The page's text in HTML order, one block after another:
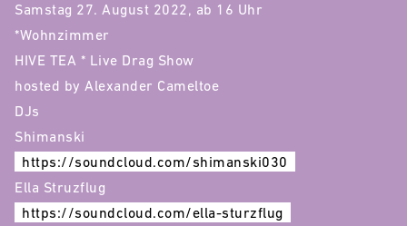
Samstag 27. August 2022, ab 16 Uhr
*Wohnzimmer
HIVE TEA * Live Drag Show
hosted by Alexander Cameltoe
DJs
Shimanski
https://soundcloud.com/shimanski030
Ella Struzflug
https://soundcloud.com/ella-sturzflug